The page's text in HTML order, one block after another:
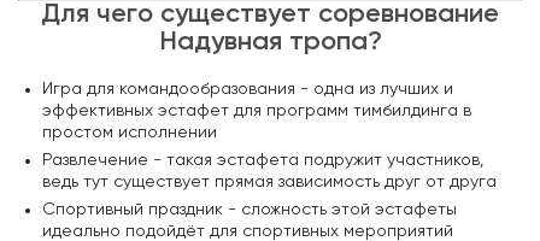
Для чего существует соревнование
Надувная тропа?
Игра для командообразования - одна из лучших и
эффективных эстафет для программ тимбилдинга в
простом исполнении
Развлечение - такая эстафета подружит участников,
ведь тут существует прямая зависимость друг от друга
Спортивный праздник - сложность этой эстафеты
идеально подойдёт для спортивных мероприятий